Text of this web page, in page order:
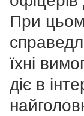
При
їхні
діє в